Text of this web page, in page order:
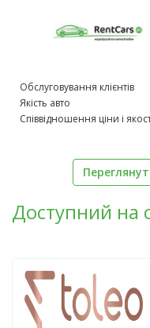
Обслуговування клієнтів
Якість авто
Співвідношення ціни і
Доступний на